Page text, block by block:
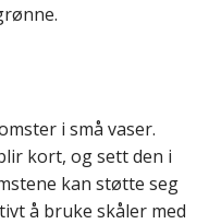
i små vaser.
kort, og sett den i
kan støtte seg
å bruke skåler med